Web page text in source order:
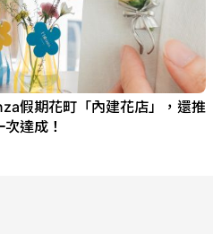
假期花町「內建花店」，還推
達成！